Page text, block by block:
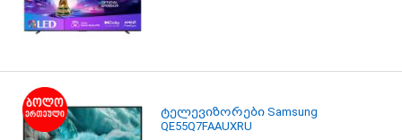
ტელევიზორები Samsung
QE55Q7FAAUXRU